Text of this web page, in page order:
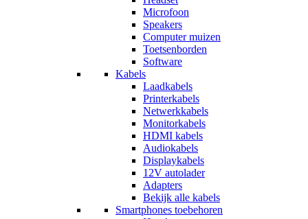
Microfoon
Speakers
Computer muizen
Toetsenborden
Software
Kabels
Laadkabels
Printerkabels
Netwerkkabels
Monitorkabels
HDMI kabels
Audiokabels
Displaykabels
12V autolader
Adapters
Bekijk alle kabels
Smartphones toebehoren